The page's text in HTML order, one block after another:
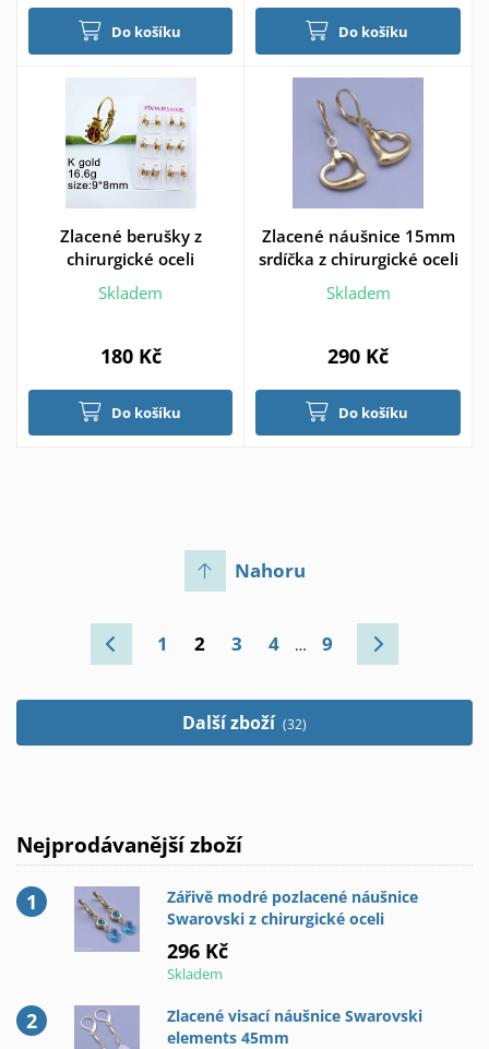
Do košíku Do košíku
Zlacené berušky z
chirurgické oceli
Skladem
180 Kč
Do košíku
Zlacené náušnice 15mm
srdíčka z chirurgické oceli
Skladem
290 Kč
Do košíku
1 2 3 4 … 9
Nahoru
Další zboží (32)
Nejprodávanější zboží
Zářivě modré pozlacené náušnice
Swarovski z chirurgické oceli
296 Kč
Skladem
Zlacené visací náušnice Swarovski
elements 45mm